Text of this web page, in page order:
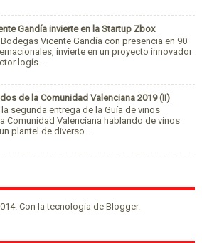
Gandía invierte en la Startup Zbox
Vicente Gandía con presencia en 90
invierte en un proyecto innovador
logís...
de la Comunidad Valenciana 2019 (II)
segunda entrega de la Guía de vinos
Comunidad Valenciana hablando de vinos
plantel de diverso...
Con la tecnología de Blogger.